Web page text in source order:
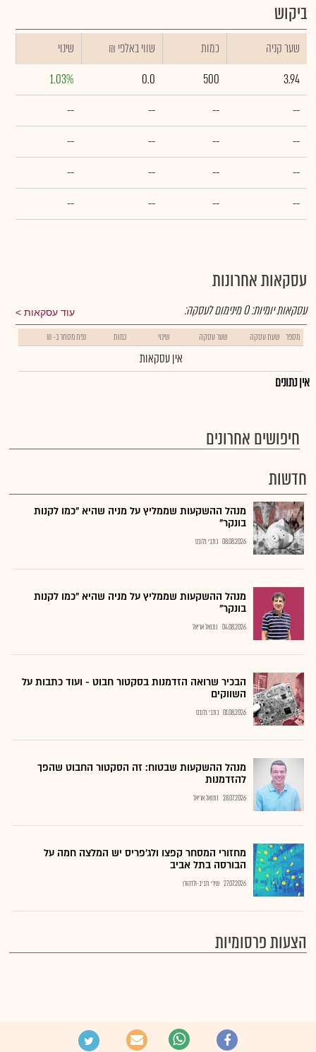
ביקוש
שער קניה כמות ₪ שווי באלפי
שינוי
3.94
500
0.0
1.03%
--
--
--
--
--
--
--
--
--
--
--
--
--
--
--
--
עסקאות אחרונות
עוד עסקאות עסקאות יומיות:0מינימום לעסקה:
מספר שעת עסקה שער עסקה שינוי כמות נפח מסחר ב- ₪
אין עסקאות
אין נתונים
חיפושים אחרונים
חדשות
מנהל ההשקעות שממליץ על מניה שהיא "כמו לקנות
בונקר"
08.08.2026 כתבי גלובס
מנהל ההשקעות שממליץ על מניה שהיא "כמו לקנות
בונקר"
04.08.2026 נתנאל אריאל
הבכיר שרואה הזדמנות בסקטור חבוט - ועוד כתבות על
השווקים
01.08.2026 כתבי גלובס
מנהל ההשקעות שבטוח: זה הסקטור החבוט שהפך
להזדמנות
28.07.2026 נתנאל אריאל
מחזורי המסחר קפצו ולג'פריס יש המלצה חמה על
הבורסה בתל אביב
27.07.2026 שירי חביב-ולדהורן
הצעות פרסומיות